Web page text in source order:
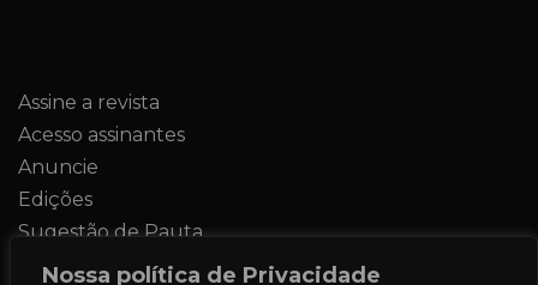
Nossa política de Privacidade
Assine a revista
Acesso assinantes
Anuncie
Edições
Sugestão de Pauta
Contato